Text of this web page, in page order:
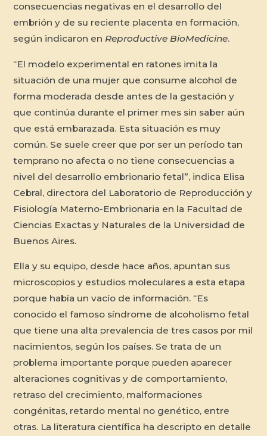
consecuencias negativas en el desarrollo del
embrión y de su reciente placenta en formación,
según indicaron en Reproductive BioMedicine.
“El modelo experimental en ratones imita la
situación de una mujer que consume alcohol de
forma moderada desde antes de la gestación y
que continúa durante el primer mes sin saber aún
que está embarazada. Esta situación es muy
común. Se suele creer que por ser un período tan
temprano no afecta o no tiene consecuencias a
nivel del desarrollo embrionario fetal”, indica Elisa
Cebral, directora del Laboratorio de Reproducción y
Fisiología Materno-Embrionaria en la Facultad de
Ciencias Exactas y Naturales de la Universidad de
Buenos Aires.
Ella y su equipo, desde hace años, apuntan sus
microscopios y estudios moleculares a esta etapa
porque había un vacío de información. “Es
conocido el famoso síndrome de alcoholismo fetal
que tiene una alta prevalencia de tres casos por mil
nacimientos, según los países. Se trata de un
problema importante porque pueden aparecer
alteraciones cognitivas y de comportamiento,
retraso del crecimiento, malformaciones
congénitas, retardo mental no genético, entre
otras. La literatura científica ha descripto en detalle